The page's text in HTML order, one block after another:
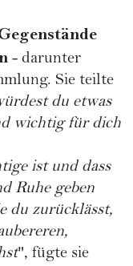
- darunter
Sie teilte
du etwas
wichtig für dich
ist und dass
Ruhe geben
du zurücklässt,
", fügte sie